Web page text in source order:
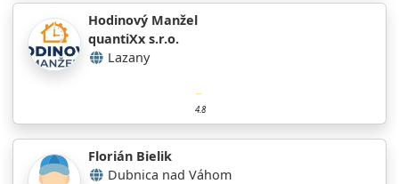
Hodinový Manžel
quantiXx s.r.o.
Lazany
4.8
Florián Bielik
Dubnica nad Váhom